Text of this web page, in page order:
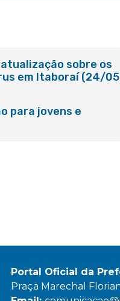
sobre os
em Itaboraí (24/
para jovens e
Portal Oficial da
Praça Marechal